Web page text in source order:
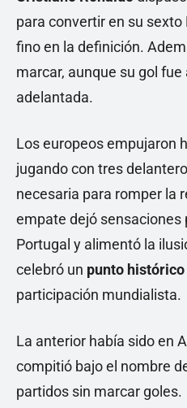
para convertir en su
fino en la definición.
marcar, aunque su gol
adelantada.
Los europeos empujaron
jugando con tres
necesaria para romper la
empate dejó sensaciones
Portugal y alimentó la
celebró un punto histórico
participación mundialista.
La anterior había sido en
compitió bajo el nombre
partidos sin marcar goles.